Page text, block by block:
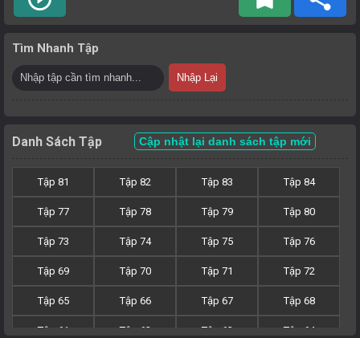
Tìm Nhanh Tập
Nhập Lại
Danh Sách Tập Cập nhật lại danh sách tập mới
Tập 84
Tập 83
Tập 82
Tập 81
Tập 80
Tập 79
Tập 78
Tập 77
Tập 76
Tập 75
Tập 74
Tập 73
Tập 72
Tập 71
Tập 70
Tập 69
Tập 68
Tập 67
Tập 66
Tập 65
Tập 64
Tập 63
Tập 62
Tập 61